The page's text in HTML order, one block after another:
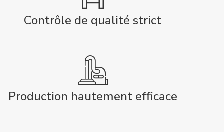
Contrôle de qualité strict
Production hautement efficace